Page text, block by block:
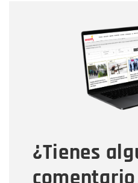
¿Tienes
Correo electrónico
Tipo de comentario
Mensaje